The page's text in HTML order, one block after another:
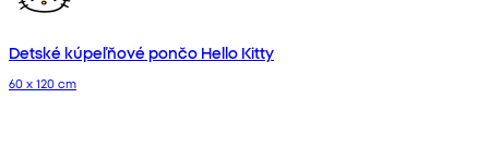
Detské kúpeľňové pončo Hello Kitty
60 x 120 cm